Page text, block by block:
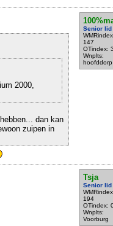
Senior lid
147
OTindex:
Wnplts:
hoofddorp
2000,
dan kan
zuipen in
Tsja
Senior lid
194
OTindex:
Wnplts:
Voorburg